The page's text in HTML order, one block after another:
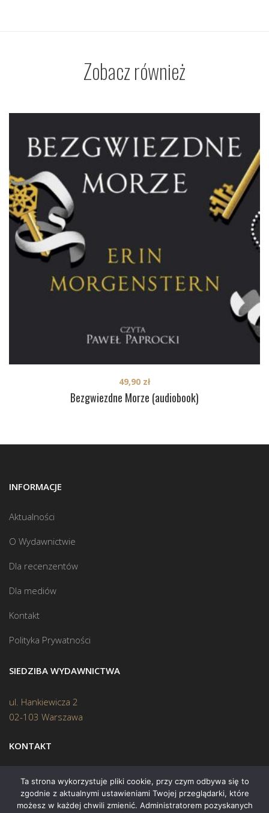
Zobacz również
Bezgwiezdne Morze (audiobook)
49,90 zł
INFORMACJE
Aktualności
O Wydawnictwie
Dla recenzentów
Dla mediów
Kontakt
Polityka Prywatności
SIEDZIBA WYDAWNICTWA
ul. Hankiewicza 2
02-103 Warszawa
KONTAKT
Biuro:(22) 45 70 402
Mail:biuro@swiatksiazki.pl
Ta strona wykorzystuje pliki cookie, przy czym odbywa się to
zgodnie z aktualnymi ustawieniami Twojej przeglądarki, które
możesz w każdej chwili zmienić. Administratorem pozyskanych